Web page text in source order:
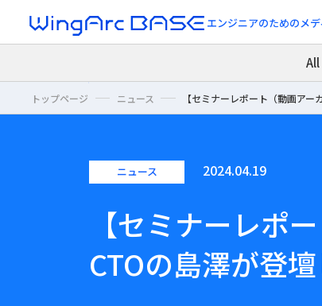
エンジニアのためのメ
All
トップページ ニュース 【セミナーレポート（動画ア
ニュース 2024.04.19
【セミナーレポ
CTOの島澤が登